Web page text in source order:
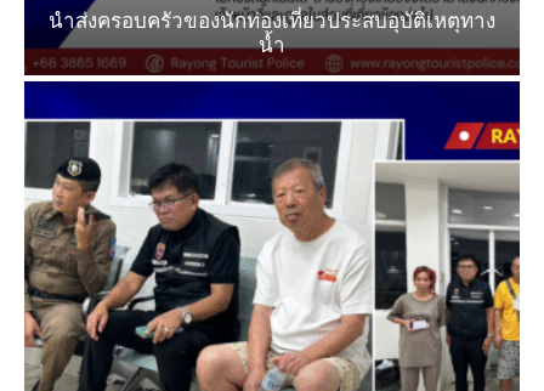
นำส่งครอบครัวของนักท่องเที่ยวประสบอุบัติเหตุทาง
น้ำ